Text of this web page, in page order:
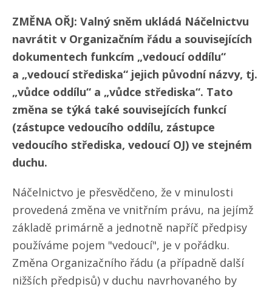
ZMĚNA OŘJ: Valný sněm ukládá Náčelnictvu
navrátit v Organizačním řádu a souvisejících
dokumentech funkcím „vedoucí oddílu“
a „vedoucí střediska“ jejich původní názvy, tj.
„vůdce oddílu“ a „vůdce střediska“. Tato
změna se týká také souvisejících funkcí
(zástupce vedoucího oddílu, zástupce
vedoucího střediska, vedoucí OJ) ve stejném
duchu.
Náčelnictvo je přesvědčeno, že v minulosti
provedená změna ve vnitřním právu, na jejímž
základě primárně a jednotně napříč předpisy
používáme pojem "vedoucí", je v pořádku.
Změna Organizačního řádu (a případně další
nižších předpisů) v duchu navrhovaného by